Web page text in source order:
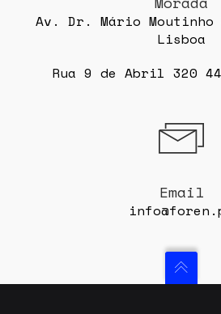
Av. Dr. Mário Moutinho
Lisboa
Rua 9 de Abril 320
Email